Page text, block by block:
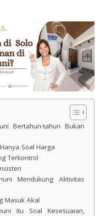
Bertahun-tahun Bukan
Soal Harga
Terkontrol
Mendukung Aktivitas
Masuk Akal
Itu Soal Kesesuaian,